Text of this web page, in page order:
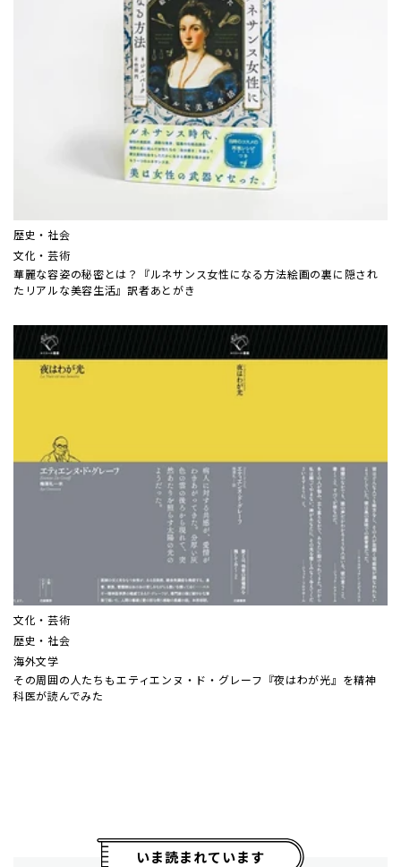
歴史・社会
文化・芸術
華麗な容姿の秘密とは？『ルネサンス女性になる方法――絵画の裏に隠され
たリアルな美容生活』訳者あとがき
文化・芸術
歴史・社会
海外文学
その周囲の人たちも――エティエンヌ・ド・グレーフ『夜はわが光』を精神
科医が読んでみた
いま読まれています